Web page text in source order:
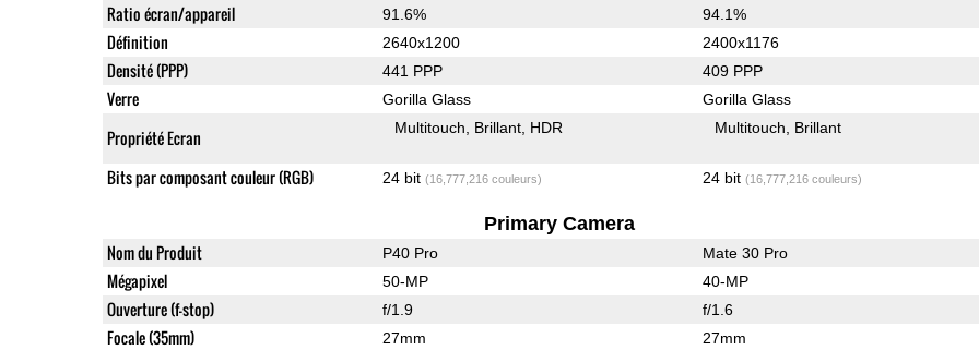
Ratio écran/appareil 91.6% 94.1%
Définition 2640x1200 2400x1176
Densité (PPP) 441 PPP 409 PPP
Verre Gorilla Glass Gorilla Glass
Propriété Ecran Multitouch Brillant HDR Multitouch Brillant
Bits par composant couleur (RGB) 24 bit (16,777,216 couleurs) 24 bit (16,777,216 couleurs)
Primary Camera
Nom du Produit P40 Pro Mate 30 Pro
Mégapixel 50-MP 40-MP
Ouverture (f-stop) f/1.9 f/1.6
Focale (35mm) 27mm 27mm